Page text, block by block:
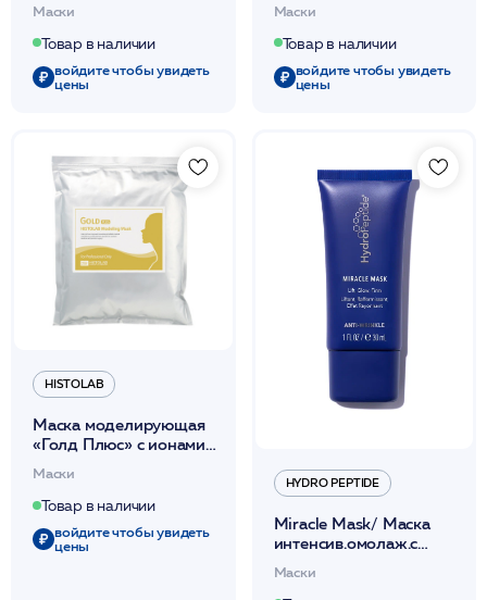
Pepermint cool plus
modeling mask
Маски
Товар в наличии
войдите чтобы увидеть
цены
Silver plus modeling
mask 1кг/HISTOLAB*
Маски
Товар в наличии
войдите чтобы увидеть
цены
HISTOLAB
Маска моделирующая
«Голд Плюс» с ионами
золота/ Мodeling mask
Gold plus 1кг
/HISTOLAB*
Маски
Товар в наличии
войдите чтобы увидеть
цены
HYDRO PEPTIDE
Miracle Mask/ Маска
интенсив.омолаж.с
уплотнения и
Маски